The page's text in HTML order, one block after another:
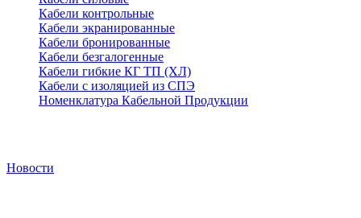
Кабели контрольные
Кабели экранированные
Кабели бронированные
Кабели безгалогенные
Кабели гибкие КГ ТП (ХЛ)
Кабели с изоляцией из СПЭ
Номенклатура Кабельной Продукции
Новости